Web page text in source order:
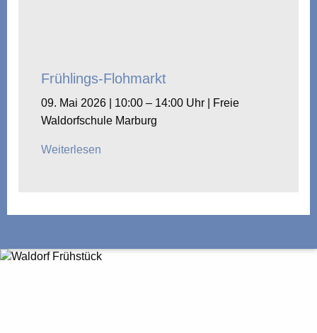
Frühlings-Flohmarkt
09. Mai 2026 | 10:00 – 14:00 Uhr | Freie
Waldorfschule Marburg
Weiterlesen